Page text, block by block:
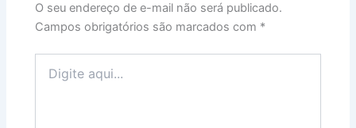
O seu endereço de e-mail não será publicado.
Campos obrigatórios são marcados com *
aqui...